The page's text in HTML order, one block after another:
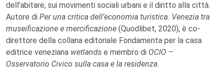
dell’abitare, sui movimenti sociali urbani e il diritto alla città.
Autore di Per una critica dell’economia turistica. Venezia tra
museificazione e mercificazione (Quodlibet, 2020), è co-
direttore della collana editoriale Fondamenta per la casa
editrice veneziana wetlands e membro di OCIO –
Osservatorio Civico sulla casa e la residenza.